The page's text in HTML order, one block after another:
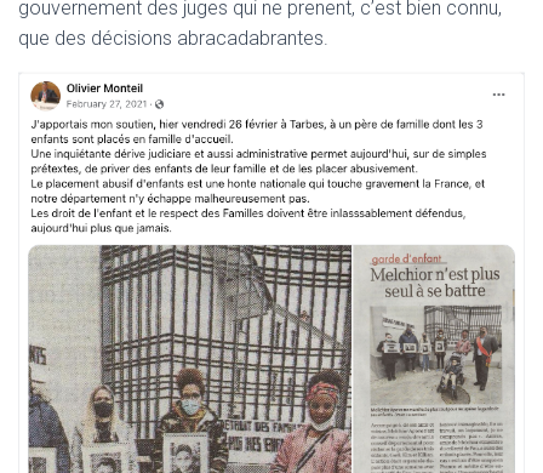
gouvernement des juges qui ne prenent, c’est bien connu,
que des décisions abracadabrantes.